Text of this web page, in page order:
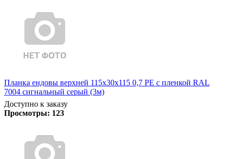
Планка ендовы верхней 115х30х115 0,7 PE с пленкой RAL
7004 сигнальный серый (3м)
Доступно к заказу
Просмотры: 123